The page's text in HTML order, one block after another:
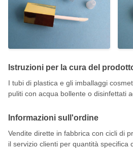
Istruzioni per la cura del
I tubi di plastica e gli imballaggi
puliti con acqua bollente o disinfettati
Informazioni sull'ordine
Vendite dirette in fabbrica con cicli di
il servizio clienti per quantità specifica